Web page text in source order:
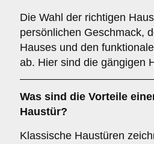
Die Wahl der richtigen
persönlichen Geschmack,
Hauses und den
ab. Hier sind die gängigen
Was sind die Vorteile
Haustür?
Klassische Haustüren